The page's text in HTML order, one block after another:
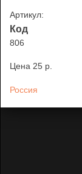
Артикул:
Код
806
Цена 25 p.
Россия